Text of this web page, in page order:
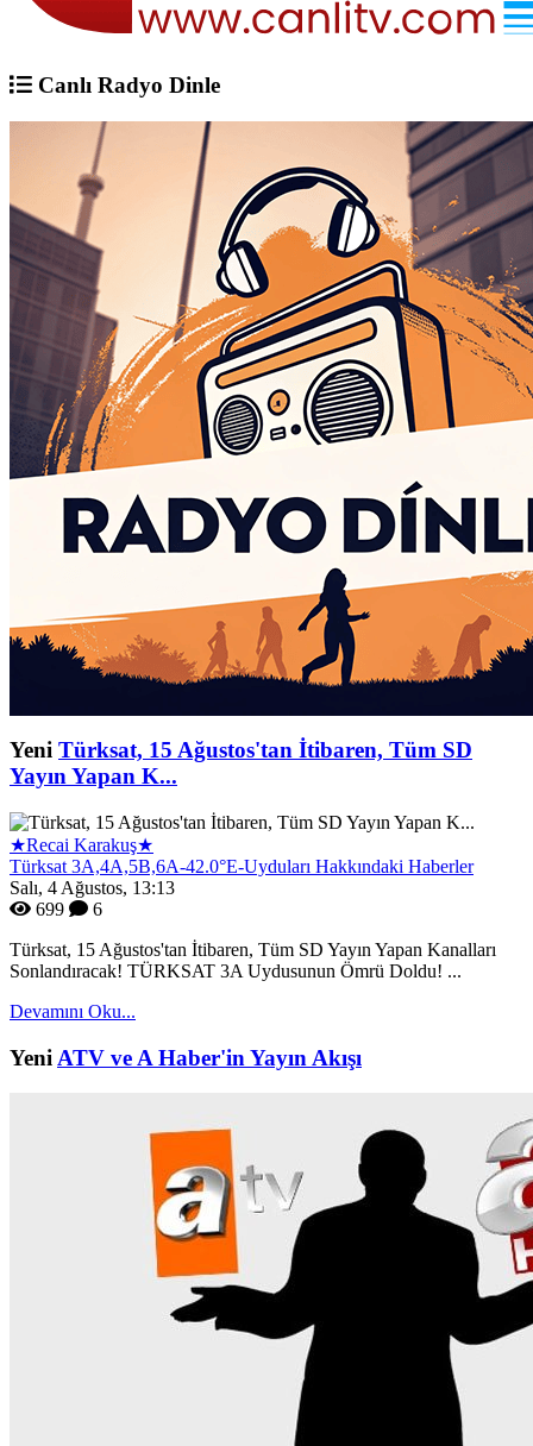
Canlı Radyo Dinle
Yeni Türksat, 15 Ağustos'tan İtibaren, Tüm SD
Yayın Yapan K...
★Recai Karakuş★
Türksat 3A,4A,5B,6A-42.0°E-Uyduları Hakkındaki Haberler
Salı, 4 Ağustos, 13:13
699
6
Türksat, 15 Ağustos'tan İtibaren, Tüm SD Yayın Yapan Kanalları
Sonlandıracak! TÜRKSAT 3A Uydusunun Ömrü Doldu! ...
Devamını Oku...
Yeni ATV ve A Haber'in Yayın Akışı